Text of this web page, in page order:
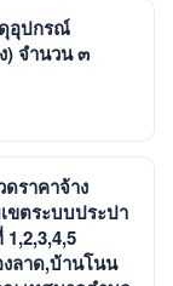
อุปกรณ์
) จำนวน ๓
ราคาจ้าง
ขตระบบประปา
ลาด,บ้านโนน